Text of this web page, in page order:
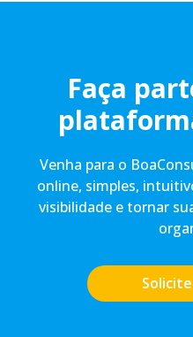
Faça
Venha para o
online, simples,
visibilidade e tornar